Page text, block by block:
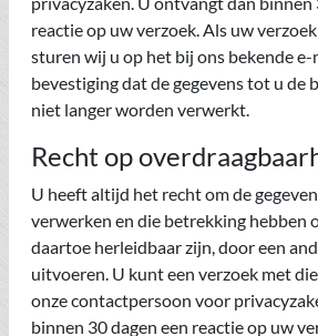
reactie op uw verzoek. Als uw
sturen wij u op het bij ons bekende e-
bevestiging dat de gegevens tot u de
niet langer worden verwerkt.
Recht op
U heeft altijd het recht om de
verwerken en die betrekking hebben
daartoe herleidbaar zijn, door een
uitvoeren. U kunt een verzoek met
onze contactpersoon voor
binnen 30 dagen een reactie op uw